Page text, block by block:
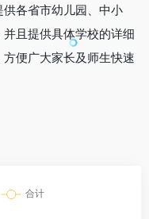
各省市幼儿园、中小
且提供具体学校的详细
便广大家长及师生快速